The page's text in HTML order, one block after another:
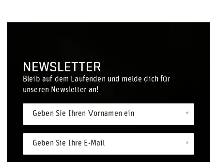
NEWSLETTER
Bleib auf dem Laufenden und melde dich für
unseren Newsletter an!
Geben Sie Ihren Vornamen ein
Geben Sie Ihre E-Mail